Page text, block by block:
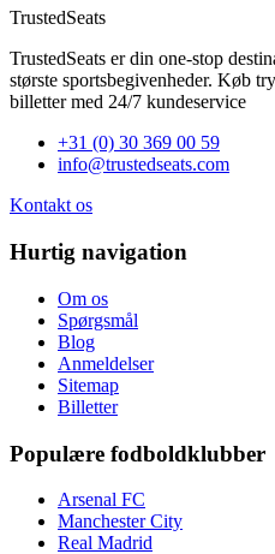
TrustedSeats
TrustedSeats er din one-stop
største sportsbegivenheder. Køb
billetter med 24/7 kundeservice
+31 (0) 30 369 00 59
info@trustedseats.com
Kontakt os
Hurtig navigation
Om os
Spørgsmål
Blog
Anmeldelser
Sitemap
Billetter
Populære fodboldklubber
Arsenal FC
Manchester City
Real Madrid